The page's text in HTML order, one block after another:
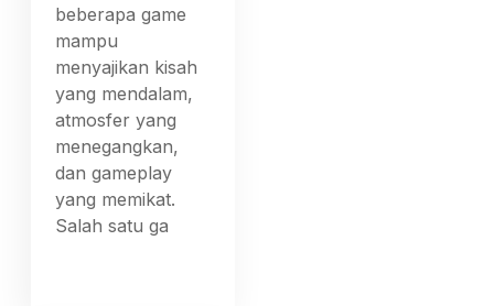
beberapa game
mampu
menyajikan kisah
yang mendalam,
atmosfer yang
menegangkan,
dan gameplay
yang memikat.
Salah satu ga